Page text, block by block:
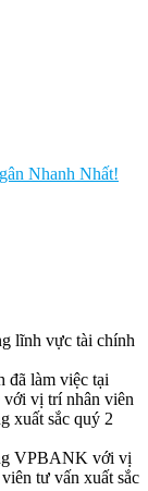
Nhanh Nhất!
lĩnh vực tài chính
đã làm việc tại
vị trí nhân viên
xuất sắc quý 2
VPBANK với vị
tư vấn xuất sắc